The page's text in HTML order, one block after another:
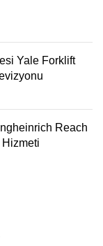
Yale Forklift
Reach